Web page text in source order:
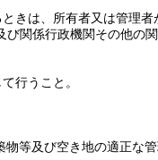
きは、所有者又は管理者
び関係行政機関その他の
行うこと。
等及び空き地の適正な